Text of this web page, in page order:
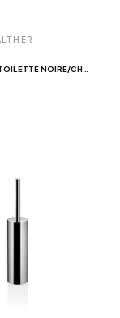
BROSSE DE TOILETTE NOIRE/CHROME CLUB SBG